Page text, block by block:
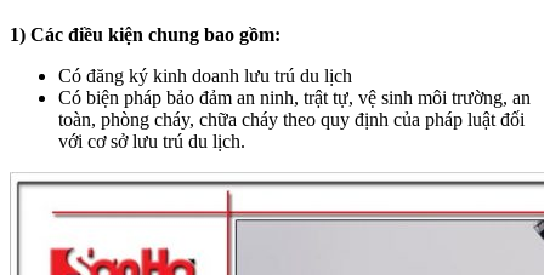
1) Các điều kiện chung bao gồm:
Có đăng ký kinh doanh lưu trú du lịch
Có biện pháp bảo đảm an ninh, trật tự, vệ sinh môi trường, an
toàn, phòng cháy, chữa cháy theo quy định của pháp luật đối
với cơ sở lưu trú du lịch.